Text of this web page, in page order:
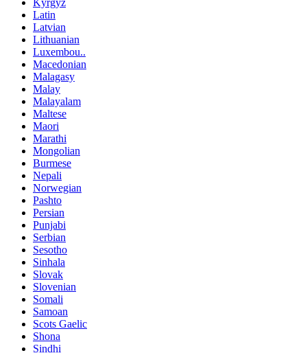
Latin
Latvian
Lithuanian
Luxembou..
Macedonian
Malagasy
Malay
Malayalam
Maltese
Maori
Marathi
Mongolian
Burmese
Nepali
Norwegian
Pashto
Persian
Punjabi
Serbian
Sesotho
Sinhala
Slovak
Slovenian
Somali
Samoan
Scots Gaelic
Shona
Sindhi